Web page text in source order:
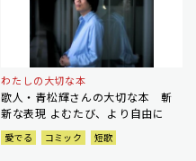
わたしの大切な本
歌人・青松輝さんの大切な本 斬
新な表現 よむたび、より自由に
愛でる コミック 短歌